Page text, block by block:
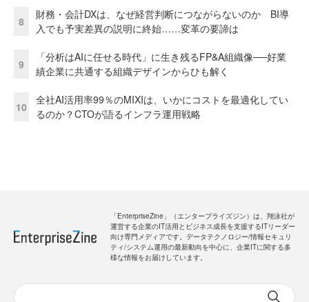
8
財務・会計DXは、なぜ経営判断につながらないのか BI導
入でも予実差異の説明に終始……変革の要諦は
9
「分析はAIに任せる時代」に生き残るFP&A組織像──好業
績企業に共通する組織デザインからひも解く
10
全社AI活用率99％のMIXIは、いかにコストを最適化してい
るのか？CTOが語るインフラ運用戦略
「EnterpriseZine」（エンタープライズジン）は、翔泳社が
運営する企業のIT活用とビジネス成長を支援するITリーダー
向け専門メディアです。データテクノロジー/情報セキュリ
ティ/システム運用の最新動向を中心に、企業ITに関する多
様な情報をお届けしています。